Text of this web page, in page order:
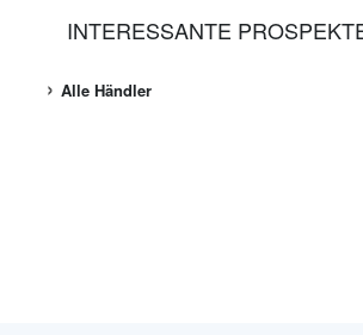
INTERESSANTE
Alle Händler